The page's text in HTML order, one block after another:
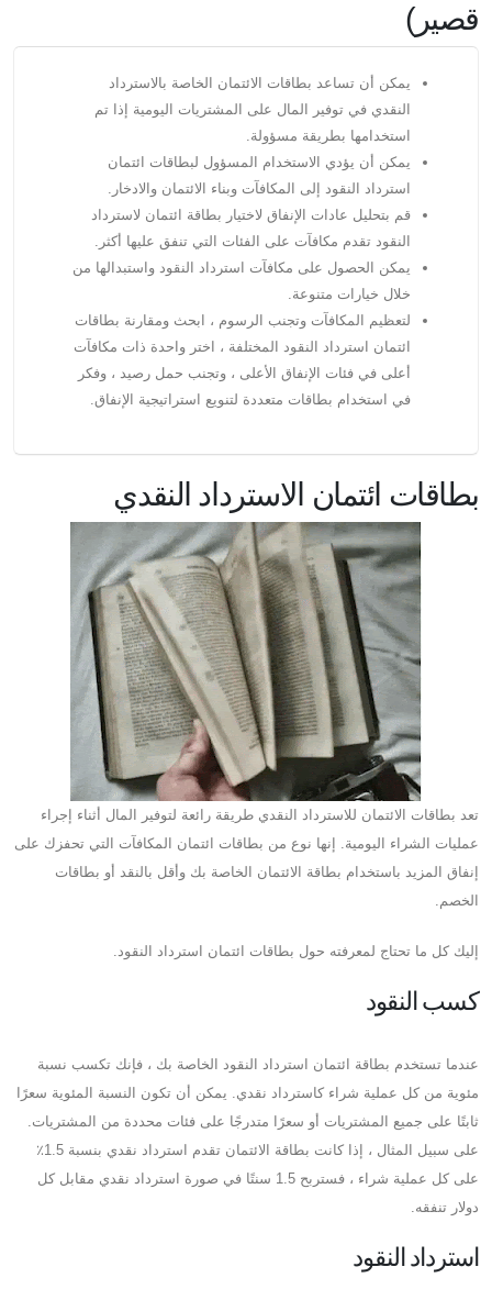
قصير)
يمكن أن تساعد بطاقات الائتمان الخاصة بالاسترداد
النقدي في توفير المال على المشتريات اليومية إذا تم
استخدامها بطريقة مسؤولة.
يمكن أن يؤدي الاستخدام المسؤول لبطاقات ائتمان
استرداد النقود إلى المكافآت وبناء الائتمان والادخار.
قم بتحليل عادات الإنفاق لاختيار بطاقة ائتمان لاسترداد
النقود تقدم مكافآت على الفئات التي تنفق عليها أكثر.
يمكن الحصول على مكافآت استرداد النقود واستبدالها من
خلال خيارات متنوعة.
لتعظيم المكافآت وتجنب الرسوم ، ابحث ومقارنة بطاقات
ائتمان استرداد النقود المختلفة ، اختر واحدة ذات مكافآت
أعلى في فئات الإنفاق الأعلى ، وتجنب حمل رصيد ، وفكر
في استخدام بطاقات متعددة لتنويع استراتيجية الإنفاق.
بطاقات ائتمان الاسترداد النقدي
تعد بطاقات الائتمان للاسترداد النقدي طريقة رائعة لتوفير المال أثناء إجراء
عمليات الشراء اليومية. إنها نوع من بطاقات ائتمان المكافآت التي تحفزك على
إنفاق المزيد باستخدام بطاقة الائتمان الخاصة بك وأقل بالنقد أو بطاقات
الخصم.
إليك كل ما تحتاج لمعرفته حول بطاقات ائتمان استرداد النقود.
كسب النقود
عندما تستخدم بطاقة ائتمان استرداد النقود الخاصة بك ، فإنك تكسب نسبة
مئوية من كل عملية شراء كاسترداد نقدي. يمكن أن تكون النسبة المئوية سعرًا
ثابتًا على جميع المشتريات أو سعرًا متدرجًا على فئات محددة من المشتريات.
على سبيل المثال ، إذا كانت بطاقة الائتمان تقدم استرداد نقدي بنسبة 1.5٪
على كل عملية شراء ، فستربح 1.5 سنتًا في صورة استرداد نقدي مقابل كل
دولار تنفقه.
استرداد النقود